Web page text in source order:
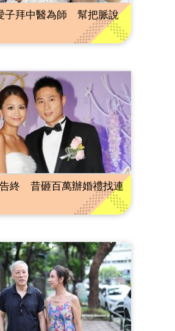
子拜中醫為師 幫把脈說
終 昔砸百萬辦婚禮找連